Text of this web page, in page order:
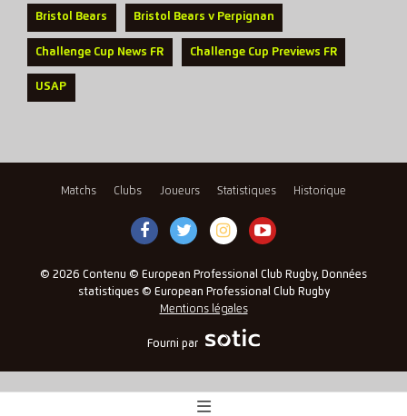
Bristol Bears Bristol Bears v Perpignan
Challenge Cup News FR Challenge Cup Previews FR
USAP
Matchs Clubs Joueurs Statistiques Historique
© 2026 Contenu © European Professional Club Rugby, Données
statistiques © European Professional Club Rugby
Mentions légales
Fourni par